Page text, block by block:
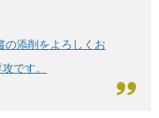
の添削をよろしくお
です。